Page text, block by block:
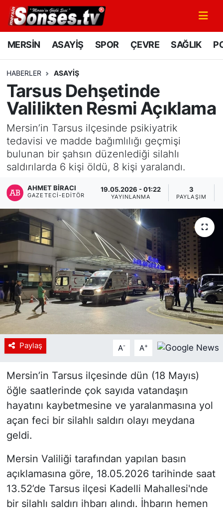
MERSİN ASAYİŞ SPOR ÇEVRE SAĞLIK
HABERLER ASAYİŞ
Tarsus Dehşetinde
Valilikten Resmi Açıklama
Mersin’in Tarsus ilçesinde psikiyatrik
tedavisi ve madde bağımlılığı geçmişi
bulunan bir şahsın düzenlediği silahlı
saldırılarda 6 kişi öldü, 8 kişi yaralandı.
AHMET BIRACI
GAZETECI-EDITÖR
19.05.2026 - 01:22
YAYINLANMA
3
PAYLAŞIM
Paylaş A- A+
Mersin’in Tarsus ilçesinde dün (18 Mayıs)
öğle saatlerinde çok sayıda vatandaşın
hayatını kaybetmesine ve yaralanmasına yol
açan feci bir silahlı saldırı olayı meydana
geldi.
Mersin Valiliği tarafından yapılan basın
açıklamasına göre, 18.05.2026 tarihinde saat
13.52’de Tarsus ilçesi Kadelli Mahallesi'nde
bir silahlı saldırı ihbarı alındı. İhbarın hemen
MERSİN
SPOR
GÜNÜN MANŞETİ
DÜNYA
KÜLTÜR - SANAT
MAGAZİN
SAĞLIK
Siyaset
YEREL HABER
Haberde insan
Tanıtım
Mersin Nöbetçi Eczaneler
Mersin Namaz Vakitleri
Mersin Trafik Yoğunluk Haritası
Süper Lig Puan Durumu ve Fikstür
Tüm Manşetler
Son Dakika Haberleri
Haber Arşivi